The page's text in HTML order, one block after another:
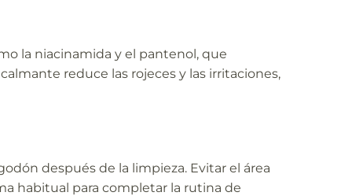
la niacinamida y el pantenol, que
reduce las rojeces y las irritaciones,
después de la limpieza. Evitar el área
habitual para completar la rutina de